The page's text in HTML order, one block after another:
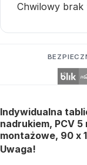
Chwilowy brak
Indywidualna
nadrukiem, PCV
montażowe, 90 x
Uwaga!